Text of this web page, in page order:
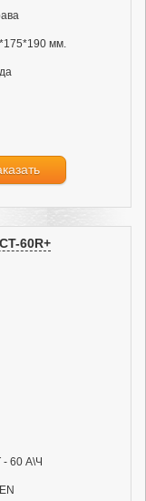
мм.
60R+
- 60 А\Ч